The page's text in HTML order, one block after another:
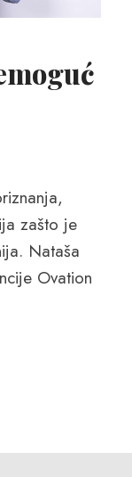
zašto je
Nataša
Ovation